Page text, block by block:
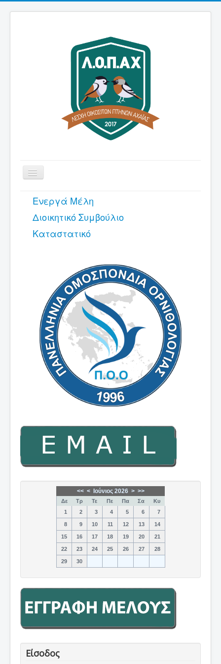
Εναλλαγή
Αρχική
Λέσχη
Νέα
Χρήσιμες Πληροφορίες
Επικοινωνία
Ενεργά Μέλη
Διοικητικό Συμβούλιο
Καταστατικό
<< < Ιούνιος 2026 > >>
Δε Τρ Τε Πε Πα Σα
Κυ
1
2 3 4 5 6 7
8 9 10 11 12 13 14
15 16 17 18 19 20 21
22 23 24 25 26 27 28
29 30
Είσοδος